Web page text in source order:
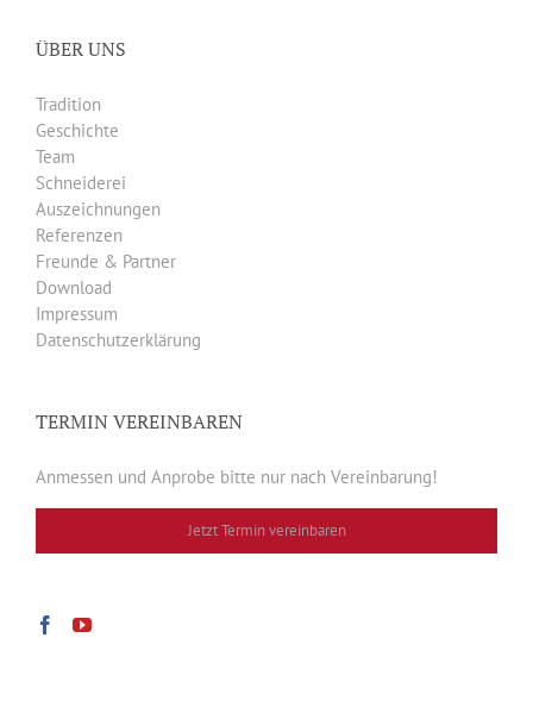
ÜBER UNS
Tradition
Geschichte
Team
Schneiderei
Auszeichnungen
Referenzen
Freunde & Partner
Download
Impressum
Datenschutzerklärung
TERMIN VEREINBAREN
Anmessen und Anprobe bitte nur nach Vereinbarung!
Jetzt Termin vereinbaren